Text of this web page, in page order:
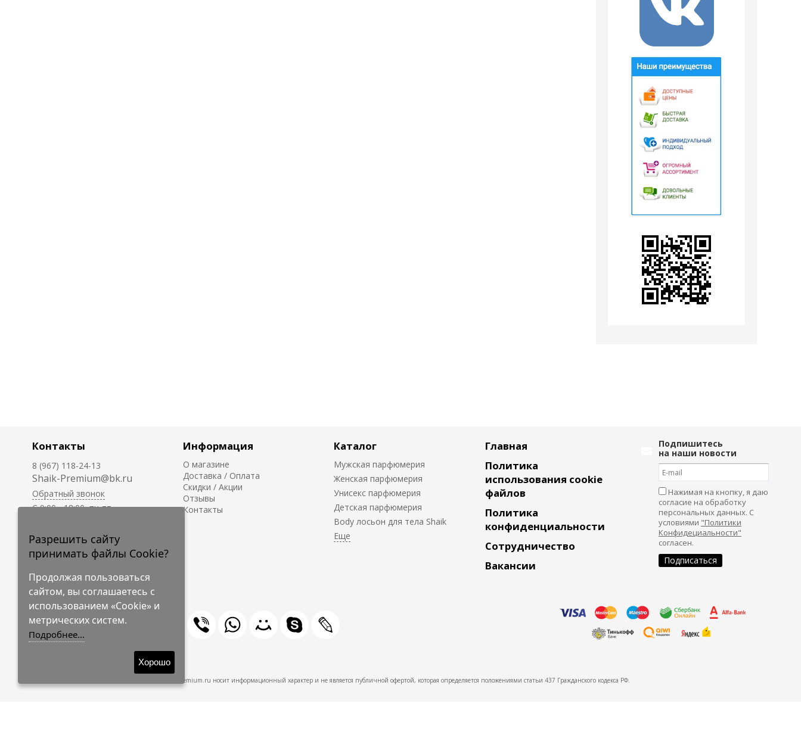
Контакты
8 (967) 118-24-13
Shaik-Premium@bk.ru
Обратный звонок
C 9:00 - 18:00, пн-пт
круглосуточно.
Информация
О магазине
Доставка / Оплата
Скидки / Акции
Отзывы
Контакты
Каталог
Мужская парфюмерия
Женская парфюмерия
Унисекс парфюмерия
Детская парфюмерия
Body лосьон для тела Shaik
Главная
Политика
использования cookie
файлов
Политика
конфиденциальности
Сотрудничество
Вакансии
Подпишитесь
на наши новости
Нажимая на кнопку, я даю
согласие на обработку
персональных данных. С
условиями "Политики
Конфидециальности"
согласен.
© 2009-2026 Shaik-Premium
Shaik-Premium.ru носит информационный характер и не является публичной офертой, которая определяется положениями статьи 437 Гражданского кодекса РФ.
Разрешить сайту
принимать файлы Cookie?
Продолжая пользоваться
сайтом, вы соглашаетесь с
использованием «Cookie» и
метрических систем.
Подробнее...
Хорошо